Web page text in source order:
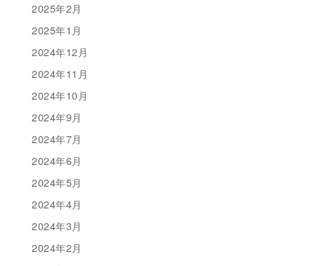
2025年2月
2025年1月
2024年12月
2024年11月
2024年10月
2024年9月
2024年7月
2024年6月
2024年5月
2024年4月
2024年3月
2024年2月